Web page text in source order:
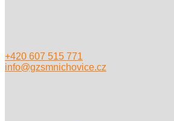
+420 607 515 771
info@gzsmnichovice.cz